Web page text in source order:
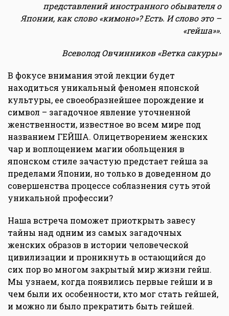
представлений иностранного обывателя о
Японии, как слово «кимоно»? Есть. И слово это –
«гейша»».
Всеволод Овчинников «Ветка сакуры»
В фокусе внимания этой лекции будет
находиться уникальный феномен японской
культуры, ее своеобразнейшее порождение и
символ – загадочное явление уточненной
женственности, известное во всем мире под
названием ГЕЙША. Олицетворением женских
чар и воплощением магии обольщения в
японском стиле зачастую предстает гейша за
пределами Японии, но только в доведенном до
совершенства процессе соблазнения суть этой
уникальной профессии?
Наша встреча поможет приоткрыть завесу
тайны над одним из самых загадочных
женских образов в истории человеческой
цивилизации и проникнуть в остающийся до
сих пор во многом закрытый мир жизни гейш.
Мы узнаем, когда появились первые гейши и в
чем были их особенности, кто мог стать гейшей,
и можно ли было прекратить быть гейшей.